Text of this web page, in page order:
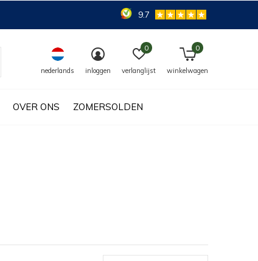
OVER ONS ZOMERSOLDEN
nederlands inloggen verlanglijst
0
winkelwagen
0
9.7